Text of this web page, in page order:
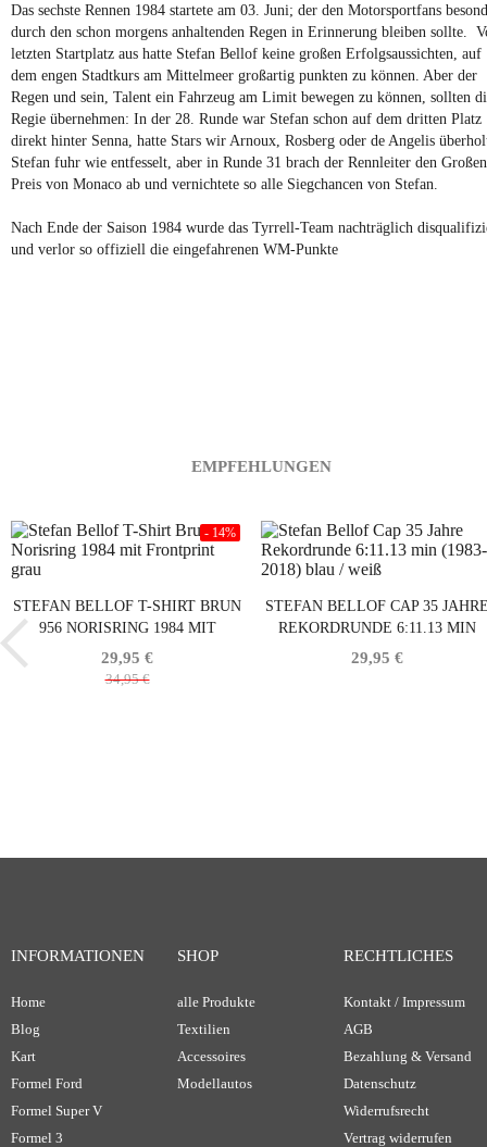
Das sechste Rennen 1984 startete am 03. Juni; der den Motorsportfans
durch den schon morgens anhaltenden Regen in Erinnerung bleiben sollte.
letzten Startplatz aus hatte Stefan Bellof keine großen Erfolgsaussichten, auf
dem engen Stadtkurs am Mittelmeer großartig punkten zu können. Aber der
Regen und sein, Talent ein Fahrzeug am Limit bewegen zu können, sollten
Regie übernehmen: In der 28. Runde war Stefan schon auf dem dritten Platz
direkt hinter Senna, hatte Stars wir Arnoux, Rosberg oder de Angelis
Stefan fuhr wie entfesselt, aber in Runde 31 brach der Rennleiter den Großen
Preis von Monaco ab und vernichtete so alle Siegchancen von Stefan.
Nach Ende der Saison 1984 wurde das Tyrrell-Team nachträglich
und verlor so offiziell die eingefahrenen WM-Punkte
EMPFEHLUNGEN
STEFAN BELLOF T-SHIRT BRUN
956 NORISRING 1984 MIT
FRONTPRINT GRAU
29,95 €
34,95 €
- 14%
STEFAN BELLOF CAP 35
REKORDRUNDE 6:11.13 MIN
(1983-2018) BLAU / WEISS
29,95 €
INFORMATIONEN
Home
Blog
Kart
Formel Ford
Formel Super V
Formel 3
SHOP
alle Produkte
Textilien
Accessoires
Modellautos
RECHTLICHES
Kontakt / Impressum
AGB
Bezahlung & Versand
Datenschutz
Widerrufsrecht
Vertrag widerrufen